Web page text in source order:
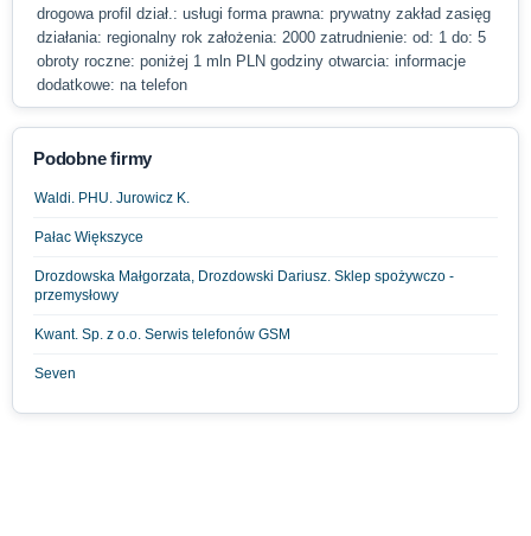
drogowa profil dział.: usługi forma prawna: prywatny zakład zasięg
działania: regionalny rok założenia: 2000 zatrudnienie: od: 1 do: 5
obroty roczne: poniżej 1 mln PLN godziny otwarcia: informacje
dodatkowe: na telefon
Podobne firmy
Waldi. PHU. Jurowicz K.
Pałac Większyce
Drozdowska Małgorzata, Drozdowski Dariusz. Sklep spożywczo -
przemysłowy
Kwant. Sp. z o.o. Serwis telefonów GSM
Seven